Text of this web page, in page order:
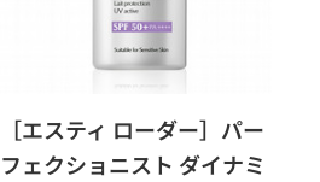
［エスティ ローダー］パー
フェクショニスト ダイナミ